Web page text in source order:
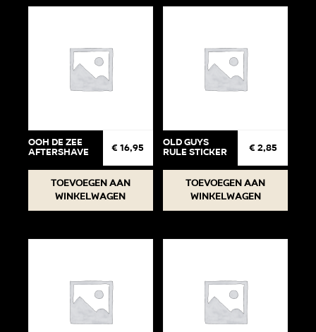
ooh de zee
aftershave € 16,95
Toevoegen aan
winkelwagen
Old Guys
Rule Sticker € 2,85
Toevoegen aan
winkelwagen